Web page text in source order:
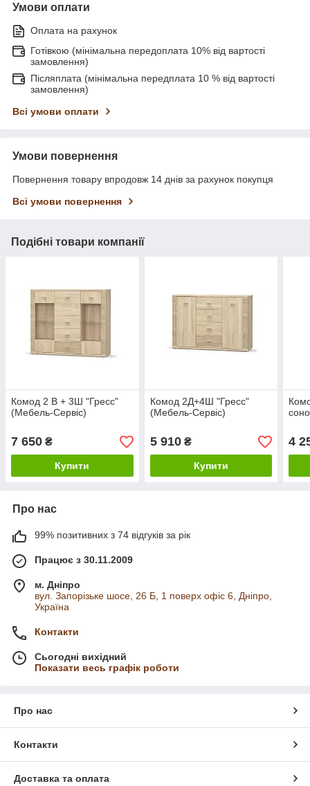
Умови оплати
Оплата на рахунок
Готівкою (мінімальна передоплата 10% від вартості
замовлення)
Післяплата (мінімальна передплата 10 % від вартості
замовлення)
Всі умови оплати
Умови повернення
Повернення товару впродовж 14 днів за рахунок покупця
Всі умови повернення
Подібні товари компанії
Комод 2 В + 3Ш "Гресс"
(Мебель-Сервіс)
7 650 ₴
Купити
Комод 2Д+4Ш "Гресс"
(Мебель-Сервіс)
5 910₴
Купити
4
Про нас
99% позитивних з 74 відгуків за рік
Працює з 30.11.2009
м. Дніпро
вул. Запорізьке шосе, 26 Б, 1 поверх офіс 6, Дніпро,
Україна
Контакти
Сьогодні вихідний
Показати весь графік роботи
Про нас
Контакти
Доставка та оплата